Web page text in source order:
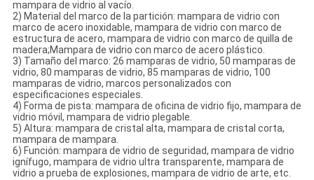
mampara de vidrio al vacío.
2) Material del marco de la partición: mampara de vidrio con
marco de acero inoxidable, mampara de vidrio con marco de
estructura de acero, mampara de vidrio con marco de quilla de
madera;Mampara de vidrio con marco de acero plástico.
3) Tamaño del marco: 26 mamparas de vidrio, 50 mamparas de
vidrio, 80 mamparas de vidrio, 85 mamparas de vidrio, 100
mamparas de vidrio, marcos personalizados con
especificaciones especiales.
4) Forma de pista: mampara de oficina de vidrio fijo, mampara de
vidrio móvil, mampara de vidrio plegable.
5) Altura: mampara de cristal alta, mampara de cristal corta,
mampara de mampara.
6) Función: mampara de vidrio de seguridad, mampara de vidrio
ignífugo, mampara de vidrio ultra transparente, mampara de
vidrio a prueba de explosiones, mampara de vidrio de arte, etc.